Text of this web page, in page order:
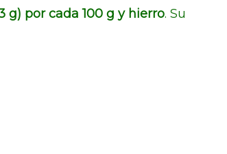
g) por cada 100 g y hierro. Su